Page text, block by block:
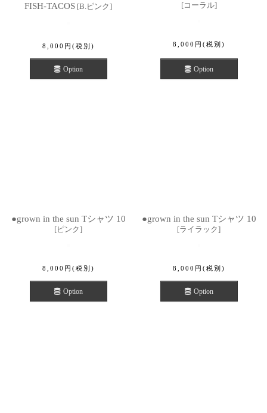
FISH-TACOS [B.ピンク]
8,000 円 (税別)
Option
[コーラル]
8,000 円 (税別)
Option
●grown in the sun Tシャツ 10
[ピンク]
8,000 円 (税別)
Option
●grown in the sun Tシャツ 10
[ライラック]
8,000 円 (税別)
Option